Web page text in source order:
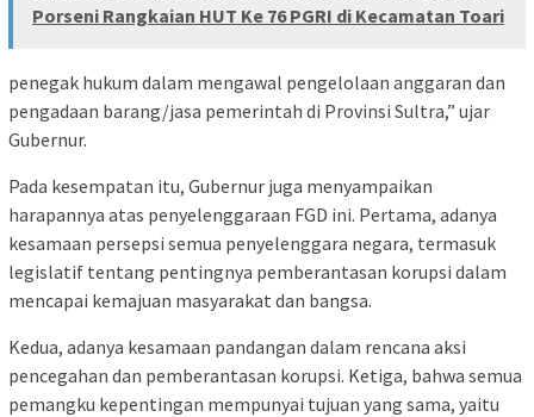
Porseni Rangkaian HUT Ke 76 PGRI di Kecamatan Toari
penegak hukum dalam mengawal pengelolaan anggaran dan
pengadaan barang/jasa pemerintah di Provinsi Sultra,” ujar
Gubernur.
Pada kesempatan itu, Gubernur juga menyampaikan
harapannya atas penyelenggaraan FGD ini. Pertama, adanya
kesamaan persepsi semua penyelenggara negara, termasuk
legislatif tentang pentingnya pemberantasan korupsi dalam
mencapai kemajuan masyarakat dan bangsa.
Kedua, adanya kesamaan pandangan dalam rencana aksi
pencegahan dan pemberantasan korupsi. Ketiga, bahwa semua
pemangku kepentingan mempunyai tujuan yang sama, yaitu